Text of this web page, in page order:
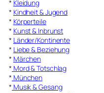
* Kleidung
* Kindheit & Jugend
* Körperteile
* Kunst & Inbrunst
* Länder/Kontinente
* Liebe & Beziehung
* Märchen
* Mord & Totschlag
* München
* Musik & Gesang